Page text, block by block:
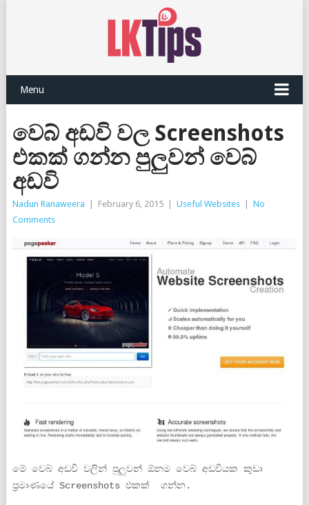
Menu
වෙබ් අඩවි වල Screenshots
එකක් ගන්න පුලුවන් වෙබ්
අඩවි
Nadun Ranaweera February 6, 2015 Useful Websites
No
Comments
මේ වෙබ් අඩවි වලින් පුලුවන් ඕනම වෙබ් අඩවියක කුඩා
ප්‍රමාණයේ Screenshots එකක් ගන්න.